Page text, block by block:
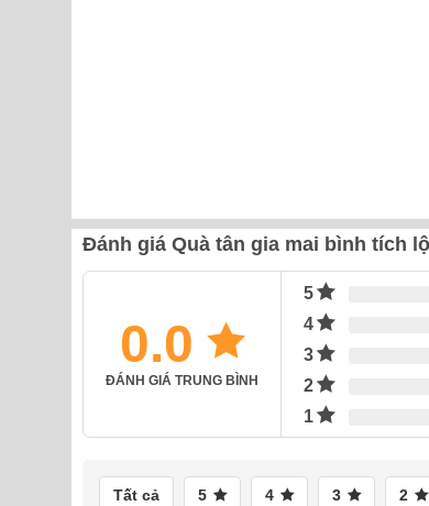
Đánh giá Quà tân gia mai bình tích
0.0
ĐÁNH GIÁ TRUNG BÌNH
5
4
3
2
1
Tất cả 5 4 3 2